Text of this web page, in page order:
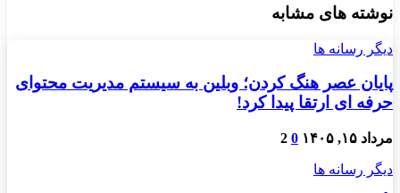
نوشته های مشابه
دیگر رسانه ها
پایان عصر هنگ کردن؛ وبلین به سیستم مدیریت محتوای
حرفه ای ارتقا پیدا کرد!
مرداد ۱۵, ۱۴۰۵ 0
2
دیگر رسانه ها